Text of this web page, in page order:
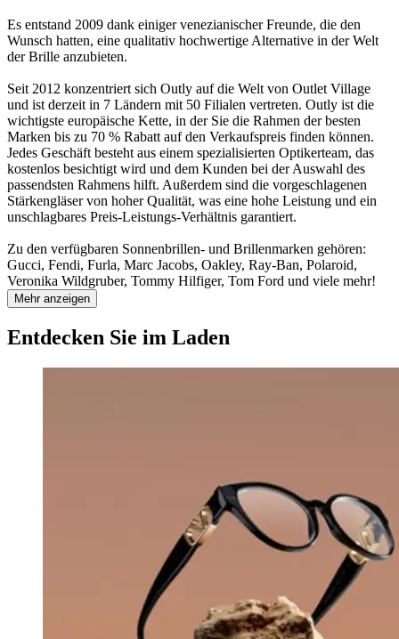
Es entstand 2009 dank einiger venezianischer Freunde, die den
Wunsch hatten, eine qualitativ hochwertige Alternative in der Welt
der Brille anzubieten.
Seit 2012 konzentriert sich Outly auf die Welt von Outlet Village
und ist derzeit in 7 Ländern mit 50 Filialen vertreten. Outly ist die
wichtigste europäische Kette, in der Sie die Rahmen der besten
Marken bis zu 70 % Rabatt auf den Verkaufspreis finden können.
Jedes Geschäft besteht aus einem spezialisierten Optikerteam, das
kostenlos besichtigt wird und dem Kunden bei der Auswahl des
passendsten Rahmens hilft. Außerdem sind die vorgeschlagenen
Stärkengläser von hoher Qualität, was eine hohe Leistung und ein
unschlagbares Preis-Leistungs-Verhältnis garantiert.
Zu den verfügbaren Sonnenbrillen- und Brillenmarken gehören:
Gucci, Fendi, Furla, Marc Jacobs, Oakley, Ray-Ban, Polaroid,
Veronika Wildgruber, Tommy Hilfiger, Tom Ford und viele mehr!
Mehr anzeigen
Entdecken Sie im Laden